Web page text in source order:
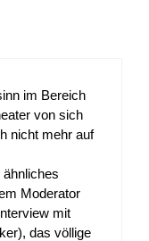
im Bereich
von sich
nicht mehr auf
Moderator
mit
das völlige